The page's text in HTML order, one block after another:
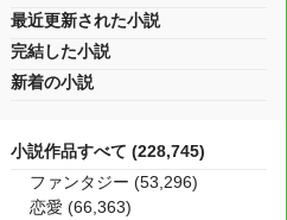
最近更新された小説
完結した小説
新着の小説
小説作品すべて (228,745)
ファンタジー (53,296)
恋愛 (66,363)